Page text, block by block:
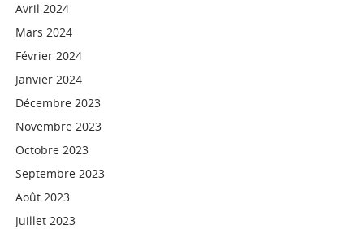
Avril 2024
Mars 2024
Février 2024
Janvier 2024
Décembre 2023
Novembre 2023
Octobre 2023
Septembre 2023
Août 2023
Juillet 2023